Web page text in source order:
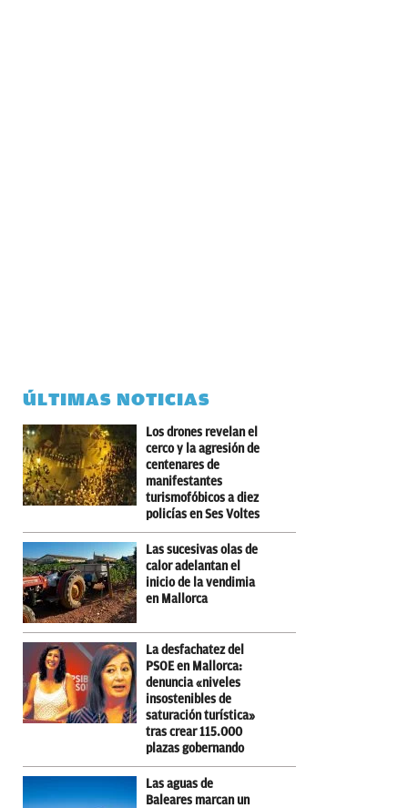
ÚLTIMAS NOTICIAS
Los drones revelan el
cerco y la agresión de
centenares de
manifestantes
turismofóbicos a diez
policías en Ses Voltes
Las sucesivas olas de
calor adelantan el
inicio de la vendimia
en Mallorca
La desfachatez del
PSOE en Mallorca:
denuncia «niveles
insostenibles de
saturación turística»
tras crear 115.000
plazas gobernando
Las aguas de
Baleares marcan un